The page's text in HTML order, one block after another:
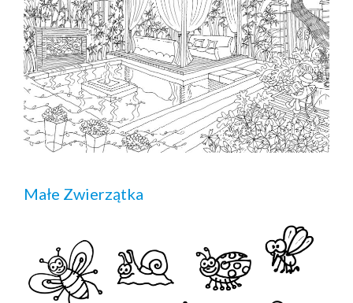
Małe Zwierzątka